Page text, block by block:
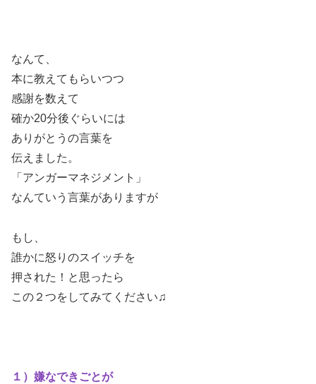
なんて、
本に教えてもらいつつ
感謝を数えて
確か20分後ぐらいには
ありがとうの言葉を
伝えました。
「アンガーマネジメント」
なんていう言葉がありますが
もし、
誰かに怒りのスイッチを
押された！と思ったら
この２つをしてみてください♫
１）嫌なできごとが